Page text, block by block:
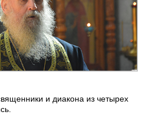
и диакона из четырех